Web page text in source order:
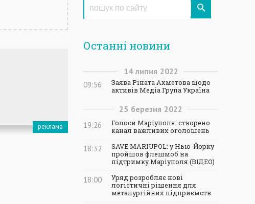
Останні новини
14 липня 2022
09:56
Заява Ріната Ахметова щодо
активів Медіа Група Україна
25 березня 2022
19:26
Голоси Маріуполя: створено
канал важливих оголошень
18:32
SAVE MARIUPOL: у Нью-Йорку
пройшов флешмоб на
підтримку Маріуполя (ВІДЕО)
18:00
Уряд розробляє нові
логістичні рішення для
металургійних підприємств